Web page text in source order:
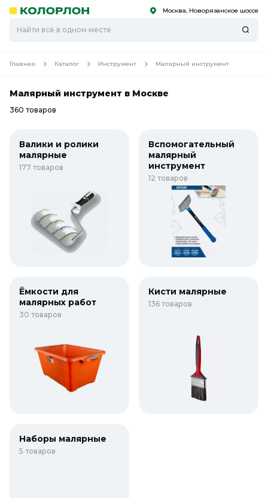
Скоро
Скоро Москва, Новорязанское шоссе
Главная Каталог Инструмент Малярный инструмент
Малярный инструмент в Москве
360 товаров
Валики и ролики
малярные
177 товаров
Вспомогательный
малярный
инструмент
12 товаров
Ёмкости для
малярных работ
30 товаров
Кисти малярные
136 товаров
Наборы малярные
5 товаров